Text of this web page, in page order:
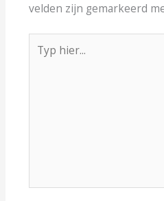
velden zijn gemarkeerd
hier...